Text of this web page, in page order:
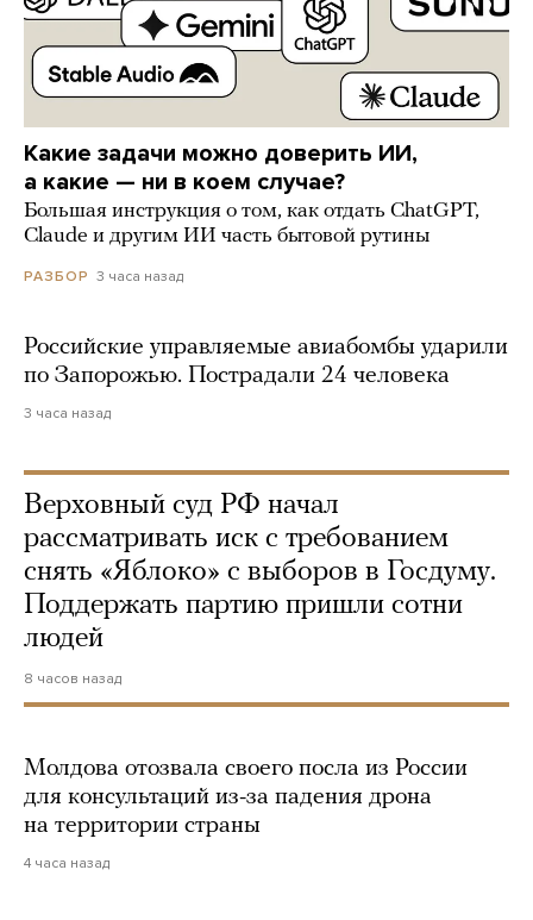
Какие задачи можно доверить ИИ,
а какие — ни в коем случае?
Большая инструкция о том, как отдать ChatGPT,
Claude и другим ИИ часть бытовой рутины
РАЗБОР 3 часа назад
Российские управляемые авиабомбы ударили
по Запорожью. Пострадали 24 человека
3 часа назад
Верховный суд РФ начал
рассматривать иск с требованием
снять «Яблоко» с выборов в Госдуму.
Поддержать партию пришли сотни
людей
8 часов назад
Молдова отозвала своего посла из России
для консультаций из-за падения дрона
на территории страны
4 часа назад